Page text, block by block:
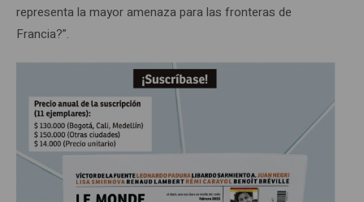
representa la mayor amenaza para las fronteras de
Francia?”.